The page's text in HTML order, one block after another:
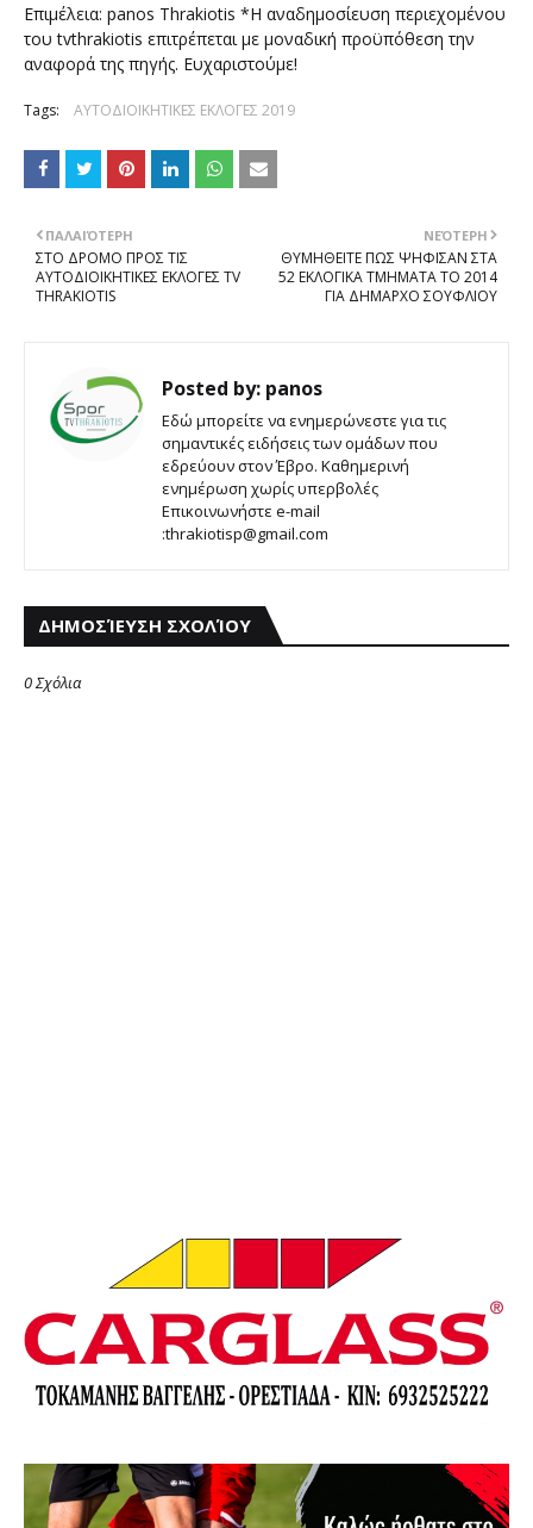
Επιμέλεια: panos Thrakiotis *Η αναδημοσίευση περιεχομένου
του tvthrakiotis επιτρέπεται με μοναδική προϋπόθεση την
αναφορά της πηγής. Ευχαριστούμε!
Tags: ΑΥΤΟΔΙΟΙΚΗΤΙΚΕΣ ΕΚΛΟΓΕΣ 2019
ΝΕΌΤΕΡΗ
ΘΥΜΗΘΕΙΤΕ ΠΩΣ ΨΗΦΙΣΑΝ ΣΤΑ
52 ΕΚΛΟΓΙΚΑ ΤΜΗΜΑΤΑ ΤΟ 2014
ΓΙΑ ΔΗΜΑΡΧΟ ΣΟΥΦΛΙΟΥ
ΠΑΛΑΙΌΤΕΡΗ
ΣΤΟ ΔΡΟΜΟ ΠΡΟΣ ΤΙΣ
ΑΥΤΟΔΙΟΙΚΗΤΙΚΕΣ ΕΚΛΟΓΕΣ TV
THRAKIOTIS
Posted by: panos
Εδώ μπορείτε να ενημερώνεστε για τις
σημαντικές ειδήσεις των ομάδων που
εδρεύουν στον Έβρο. Καθημερινή
ενημέρωση χωρίς υπερβολές
Επικοινωνήστε e-mail
:thrakiotisp@gmail.com
ΔΗΜΟΣΊΕΥΣΗ ΣΧΟΛΊΟΥ
0 Σχόλια